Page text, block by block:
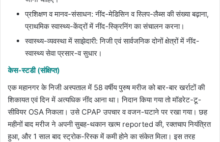
प्रशिक्षण व मानव-संसाधन: नींद-मेडिसिन व स्लिप-लैब्स की संख्या बढ़ाना,
प्राथमिक स्वास्थ्य-केंद्रों में नींद-स्क्रिनिंग का संचालन करना।
स्वास्थ्य-व्यवस्था में साझेदारी: निजी एवं सार्वजनिक दोनों क्षेत्रों में नींद-
स्वास्थ्य सेवा प्रसार-व सुधार।
केस-स्टडी (संक्षिप्त)
एक महानगर के निजी अस्पताल में 58 वर्षीय पुरुष मरीज को बार-बार खर्राटों की
शिकायत एवं दिन में अत्यधिक नींद आना था। निदान किया गया तो मॉडरेट-टू-
सीवियर OSA निकला। उसे CPAP उपचार व वजन-घटाने पर रखा गया। छह
महीनों बाद मरीज ने अपनी सुबह-थकान खत्म reported की, रक्तचाप नियंत्रित
हुआ, और 1 साल बाद स्ट्रोक-रिस्क में कमी होने का संकेत मिला। इस तरह